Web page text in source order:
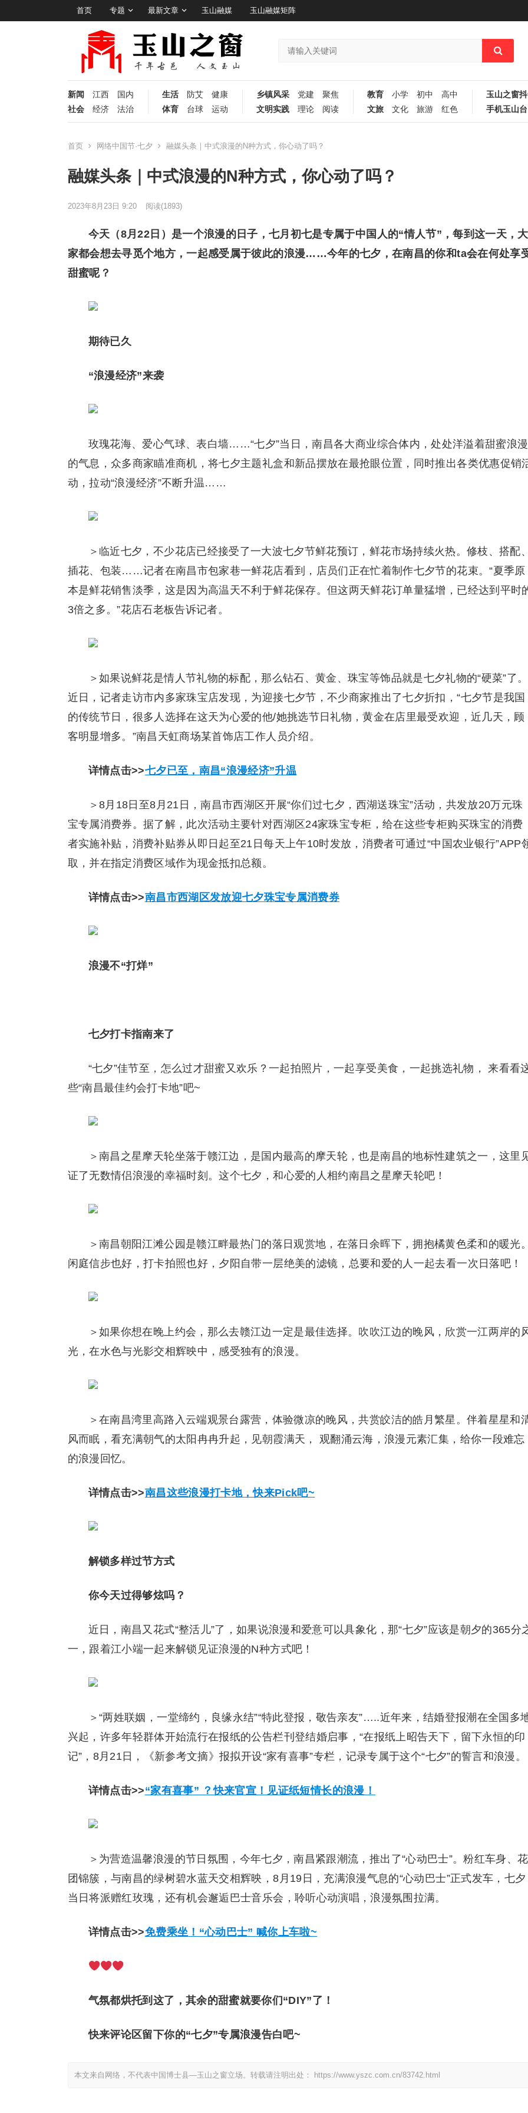
首页 专题 最新文章 玉山融媒 玉山融媒矩阵
新闻 江西
国内
社会
经济 法治
生活 防艾
健康
体育
台球 运动
乡镇风采 党建
聚焦
文明实践
理论 阅读
教育 小学 初中
高中
文旅
文化 旅游 红色
玉山之窗
手机玉山台
首页 网络中国节·七夕 融媒头条｜中式浪漫的N种方式，你心动了吗？
融媒头条｜中式浪漫的N种方式，你心动了吗？
2023年8月23日 9:20 阅读(1893)
今天（8月22日）是一个浪漫的日子，七月初七是专属于中国人的“情人节”，每到这一天，大
家都会想去寻觅个地方，一起感受属于彼此的浪漫……今年的七夕，在南昌的你和ta会在何处享
甜蜜呢？
期待已久
“浪漫经济”来袭
玫瑰花海、爱心气球、表白墙……“七夕”当日，南昌各大商业综合体内，处处洋溢着甜蜜浪漫
的气息，众多商家瞄准商机，将七夕主题礼盒和新品摆放在最抢眼位置，同时推出各类优惠促销
动，拉动“浪漫经济”不断升温……
＞临近七夕，不少花店已经接受了一大波七夕节鲜花预订，鲜花市场持续火热。修枝、搭配
插花、包装……记者在南昌市包家巷一鲜花店看到，店员们正在忙着制作七夕节的花束。“夏季原
本是鲜花销售淡季，这是因为高温天不利于鲜花保存。但这两天鲜花订单量猛增，已经达到平时
3倍之多。”花店石老板告诉记者。
＞如果说鲜花是情人节礼物的标配，那么钻石、黄金、珠宝等饰品就是七夕礼物的“硬菜”了。
近日，记者走访市内多家珠宝店发现，为迎接七夕节，不少商家推出了七夕折扣，“七夕节是我国
的传统节日，很多人选择在这天为心爱的他/她挑选节日礼物，黄金在店里最受欢迎，近几天，顾
客明显增多。”南昌天虹商场某首饰店工作人员介绍。
详情点击>>七夕已至，南昌“浪漫经济”升温
＞8月18日至8月21日，南昌市西湖区开展“你们过七夕，西湖送珠宝”活动，共发放20万元珠
宝专属消费券。据了解，此次活动主要针对西湖区24家珠宝专柜，给在这些专柜购买珠宝的消费
者实施补贴，消费补贴券从即日起至21日每天上午10时发放，消费者可通过“中国农业银行”APP
取，并在指定消费区域作为现金抵扣总额。
详情点击>>南昌市西湖区发放迎七夕珠宝专属消费券
浪漫不“打烊”
七夕打卡指南来了
“七夕”佳节至，怎么过才甜蜜又欢乐？一起拍照片，一起享受美食，一起挑选礼物， 来看看
些“南昌最佳约会打卡地”吧~
＞南昌之星摩天轮坐落于赣江边，是国内最高的摩天轮，也是南昌的地标性建筑之一，这里
证了无数情侣浪漫的幸福时刻。这个七夕，和心爱的人相约南昌之星摩天轮吧！
＞南昌朝阳江滩公园是赣江畔最热门的落日观赏地，在落日余晖下，拥抱橘黄色柔和的暖光
闲庭信步也好，打卡拍照也好，夕阳自带一层绝美的滤镜，总要和爱的人一起去看一次日落吧！
＞如果你想在晚上约会，那么去赣江边一定是最佳选择。吹吹江边的晚风，欣赏一江两岸的
光，在水色与光影交相辉映中，感受独有的浪漫。
＞在南昌湾里高路入云端观景台露营，体验微凉的晚风，共赏皎洁的皓月繁星。伴着星星和
风而眠，看充满朝气的太阳冉冉升起，见朝霞满天， 观翻涌云海，浪漫元素汇集，给你一段难忘
的浪漫回忆。
详情点击>>南昌这些浪漫打卡地，快来Pick吧~
解锁多样过节方式
你今天过得够炫吗？
近日，南昌又花式“整活儿”了，如果说浪漫和爱意可以具象化，那“七夕”应该是朝夕的365分
一，跟着江小端一起来解锁见证浪漫的N种方式吧！
＞“两姓联姻，一堂缔约，良缘永结”“特此登报，敬告亲友”…..近年来，结婚登报潮在全国多
兴起，许多年轻群体开始流行在报纸的公告栏刊登结婚启事，“在报纸上昭告天下，留下永恒的印
记”，8月21日，《新参考文摘》报拟开设“家有喜事”专栏，记录专属于这个“七夕”的誓言和浪漫。
详情点击>>“家有喜事” ？快来官宣！见证纸短情长的浪漫！
＞为营造温馨浪漫的节日氛围，今年七夕，南昌紧跟潮流，推出了“心动巴士”。粉红车身、花
团锦簇，与南昌的绿树碧水蓝天交相辉映，8月19日，充满浪漫气息的“心动巴士”正式发车，七夕
当日将派赠红玫瑰，还有机会邂逅巴士音乐会，聆听心动演唱，浪漫氛围拉满。
详情点击>>免费乘坐！“心动巴士” 喊你上车啦~
气氛都烘托到这了，其余的甜蜜就要你们“DIY”了！
快来评论区留下你的“七夕”专属浪漫告白吧~
本文来自网络，不代表中国博士县—玉山之窗立场。转载请注明出处： https://www.yszc.com.cn/83742.html